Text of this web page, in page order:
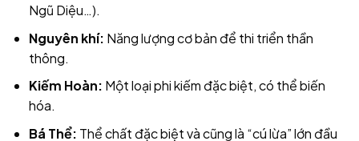
Ngũ Diệu…).
Nguyên khí: Năng lượng cơ bản để thi triển thần
thông.
Kiếm Hoàn: Một loại phi kiếm đặc biệt, có thể biến
hóa.
Bá Thể: Thể chất đặc biệt và cũng là “cú lừa” lớn đầu